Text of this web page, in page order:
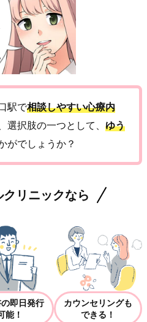
駅で相談しやすい心療内
選択肢の一つとして、 ゆう
がでしょうか？
リニックなら
即日発行
能！
カウンセリングも
できる！